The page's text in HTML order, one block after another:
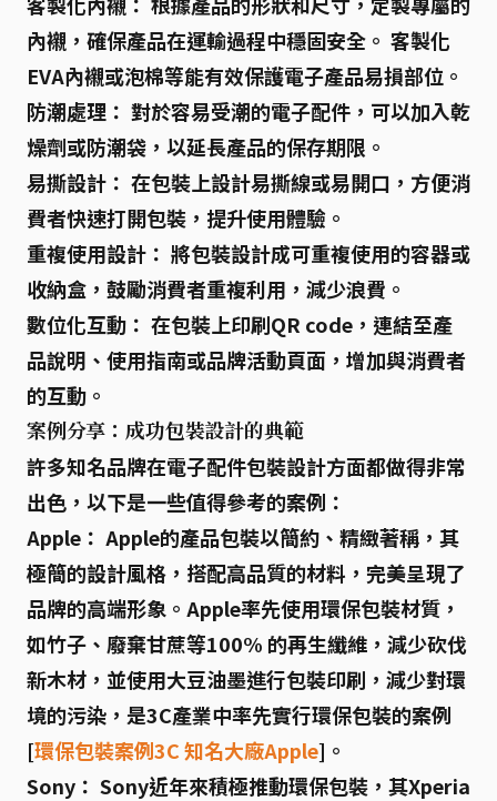
內襯，確保產品在運輸過程中穩固安全。 客製化
EVA內襯或泡棉等能有效保護電子產品易損部位。
防潮處理： 對於容易受潮的電子配件，可以加入乾
燥劑或防潮袋，以延長產品的保存期限。
易撕設計： 在包裝上設計易撕線或易開口，方便消
費者快速打開包裝，提升使用體驗。
重複使用設計： 將包裝設計成可重複使用的容器或
收納盒，鼓勵消費者重複利用，減少浪費。
數位化互動： 在包裝上印刷QR code，連結至產
品說明、使用指南或品牌活動頁面，增加與消費者
的互動。
案例分享：成功包裝設計的典範
許多知名品牌在電子配件包裝設計方面都做得非常
出色，以下是一些值得參考的案例：
Apple： Apple的產品包裝以簡約、精緻著稱，其
極簡的設計風格，搭配高品質的材料，完美呈現了
品牌的高端形象。Apple率先使用環保包裝材質，
如竹子、廢棄甘蔗等100% 的再生纖維，減少砍伐
新木材，並使用大豆油墨進行包裝印刷，減少對環
境的污染，是3C產業中率先實行環保包裝的案例
[環保包裝案例3C 知名大廠Apple]。
Sony： Sony近年來積極推動環保包裝，其Xperia